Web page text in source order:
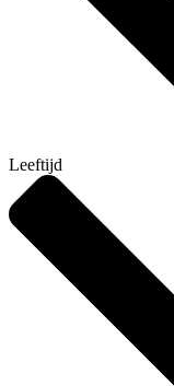
Leeftijd